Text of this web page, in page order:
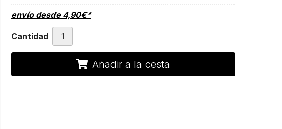
envío desde 4,90€*
Cantidad
Añadir a la cesta